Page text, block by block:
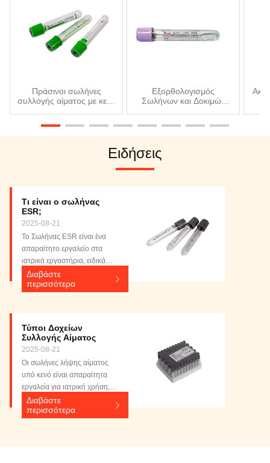
Πράσινοι σωλήνες
συλλογής αίματος με κενό
7ml
Εξορθολογισμός
Σωλήνων και Δοκιμών
Κύτταρα (CF DNA)
Ειδήσεις
Τι είναι ο σωλήνας
ESR;
2025-08-21
Το Σωλήνας ESR είναι ένα
απαραίτητο εργαλείο στα
ιατρικά εργαστήρια, ειδικά
σχεδιασμένο για χρήση σε
Αυτόματοι Αναλυτές
οποία τα ερυθρά αιμοσφαίρια
κατακάθονται σε μια χρονική
περίοδο. Αυτή η εξέταση είναι
κρίσιμη για τη διάγνω...
Διαβάστε
περισσότερα
Τύποι Δοχείων
Συλλογής Αίματος
2025-08-21
Οι σωλήνες λήψης αίματος
υπό κενό είναι απαραίτητα
εργαλεία για ιατρική χρήση,
σχεδιασμένα για ακριβή
ποσοτική λήψη
συλλογής φλεβικού αίματος,
Διαβάστε
περισσότερα